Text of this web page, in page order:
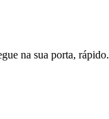
na sua porta, rápido.